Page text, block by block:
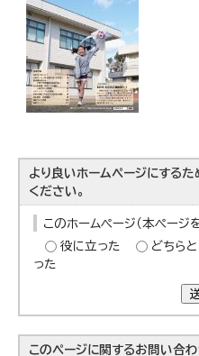
より良いホームページにする
ください。
このホームページ（本ページ
役に立った
どちら
った
このページに関するお問い合